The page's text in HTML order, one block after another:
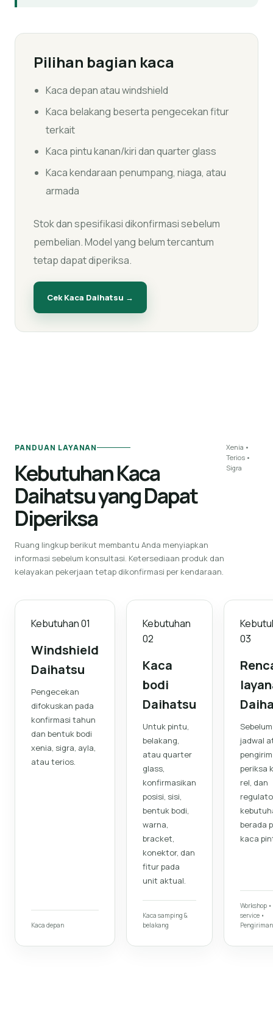
Pilihan bagian kaca
Kaca depan atau windshield
Kaca belakang beserta pengecekan fitur
terkait
Kaca pintu kanan/kiri dan quarter glass
Kaca kendaraan penumpang, niaga, atau
armada
Stok dan spesifikasi dikonfirmasi sebelum
pembelian. Model yang belum tercantum
tetap dapat diperiksa.
Cek Kaca Daihatsu →
PANDUAN LAYANAN
Kebutuhan Kaca
Daihatsu yang Dapat
Diperiksa
Ruang lingkup berikut membantu Anda menyiapkan
informasi sebelum konsultasi. Ketersediaan produk dan
kelayakan pekerjaan tetap dikonfirmasi per kendaraan.
Xenia •
Terios •
Sigra
Kebutuhan01
Windshield
Daihatsu
Pengecekan
difokuskan pada
konfirmasi tahun
dan bentuk bodi
xenia, sigra, ayla,
atau terios.
Kaca depan
Kebutuhan
02
Kaca
bodi
Daihatsu
Untuk pintu,
belakang,
atau quarter
glass,
konfirmasikan
posisi, sisi,
bentuk bodi,
warna,
bracket,
konektor, dan
fitur pada
unit aktual.
Kaca samping &
belakang
03
Sebelum
jadwal
periksa
rel, dan
berada
kaca
Workshop
service •
Pengiriman